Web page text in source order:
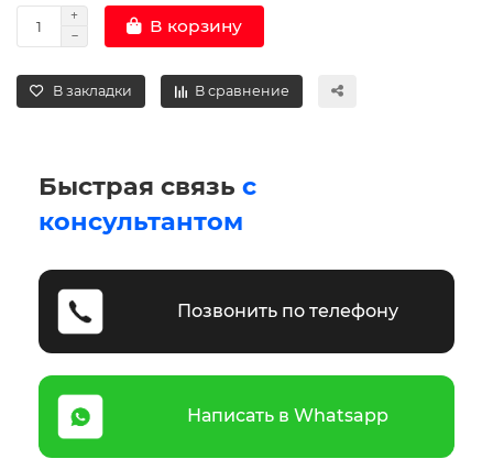
В корзину
В закладки В сравнение
Быстрая связь с
консультантом
Позвонить по телефону
Написать в Whatsapp